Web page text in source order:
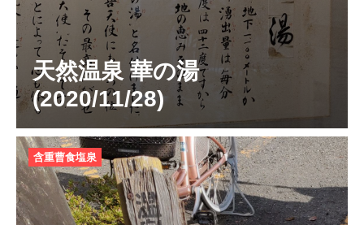
天然温泉 華の湯
(2020/11/28)
含重曹食塩泉